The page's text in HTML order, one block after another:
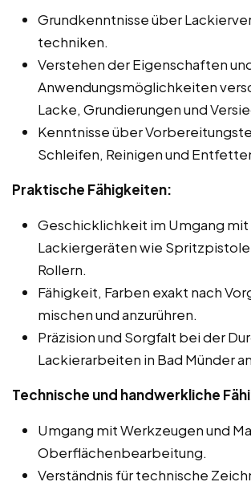
Grundkenntnisse über
techniken.
Verstehen der Eigenschaften
Anwendungsmöglichkeiten
Lacke, Grundierungen und
Kenntnisse über
Schleifen, Reinigen und
Praktische Fähigkeiten:
Geschicklichkeit im Umgang mit
Lackiergeräten wie
Rollern.
Fähigkeit, Farben exakt nach
mischen und anzurühren.
Präzision und Sorgfalt bei der
Lackierarbeiten in Bad Münder
Technische und handwerkliche
Umgang mit Werkzeugen und
Oberflächenbearbeitung.
Verständnis für technische